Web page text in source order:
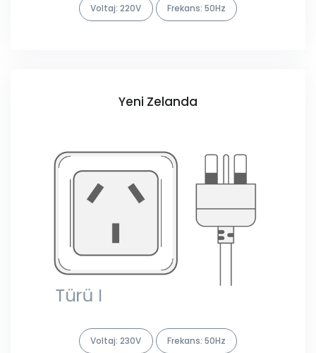
Voltaj: 220V Frekans: 50Hz
Yeni Zelanda
Voltaj: 230V Frekans: 50Hz